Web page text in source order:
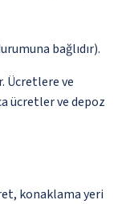
bağlıdır).
Ücretlere ve
ücretler ve depoz
konaklama yeri